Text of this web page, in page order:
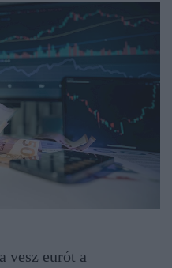
vesz eurót a